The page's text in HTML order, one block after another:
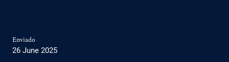
Enviado
26 June 2025